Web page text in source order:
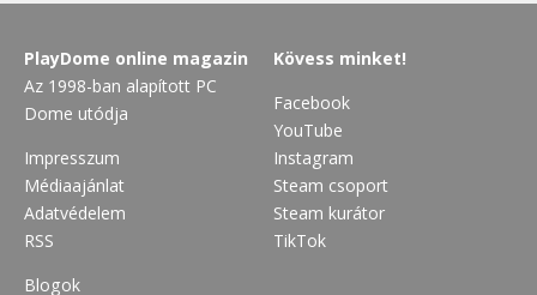
PlayDome online magazin
Az 1998-ban alapított PC
Dome utódja
Impresszum
Médiaajánlat
Adatvédelem
RSS
Blogok
Kövess minket!
Facebook
YouTube
Instagram
Steam csoport
Steam kurátor
TikTok